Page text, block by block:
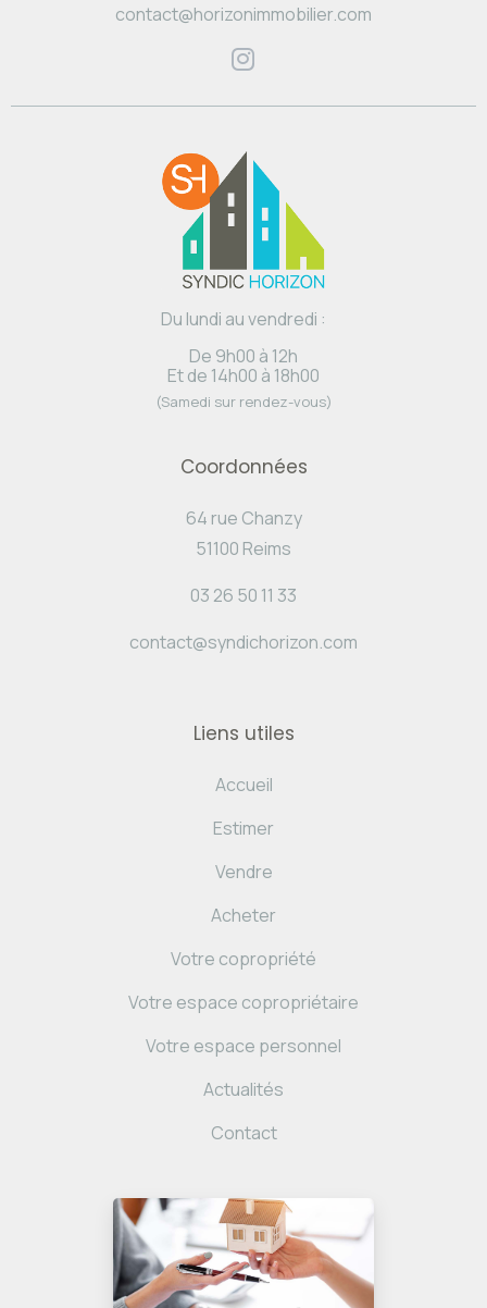
contact@horizonimmobilier.com
Du lundi au vendredi :
De 9h00 à 12h
Et de 14h00 à 18h00
(Samedi sur rendez-vous)
Coordonnées
64 rue Chanzy
51100 Reims
03 26 50 11 33
contact@syndichorizon.com
Liens utiles
Accueil
Estimer
Vendre
Acheter
Votre copropriété
Votre espace copropriétaire
Votre espace personnel
Actualités
Contact